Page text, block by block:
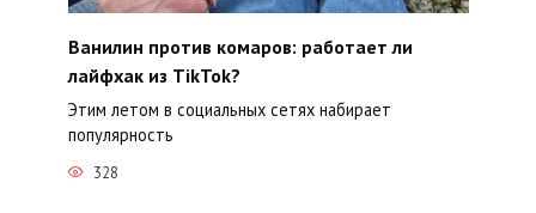
Ванилин против комаров: работает ли
лайфхак из TikTok?
Этим летом в социальных сетях набирает
популярность
328